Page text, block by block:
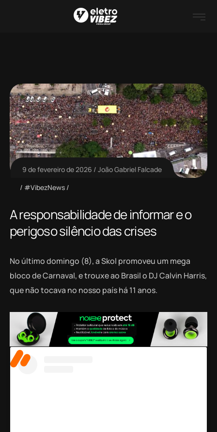
9 de fevereiro de 2026
João Gabriel Falcade
#VibezNews
A responsabilidade de informar e o
perigoso silêncio das crises
No último domingo (8), a Skol promoveu um mega
bloco de Carnaval, e trouxe ao Brasil o DJ Calvin Harris,
que não tocava no nosso país há 11 anos.